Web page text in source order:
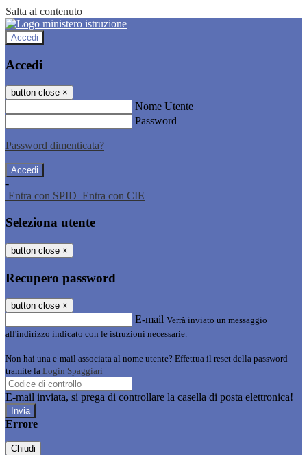
Salta al contenuto
Accedi
Accedi
button close ×
Nome Utente
Password
Password dimenticata?
-
Entra con SPID Entra con CIE
Seleziona utente
button close ×
Recupero password
button close ×
E-mail Verrà inviato un messaggio
all'indirizzo indicato con le istruzioni necessarie.
Non hai una e-mail associata al nome utente? Effettua il reset della password
tramite la Login Spaggiari
E-mail inviata, si prega di controllare la casella di posta elettronica!
Errore
Chiudi